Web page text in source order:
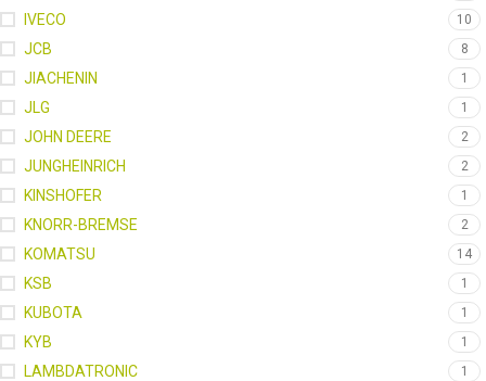
IVECO 10
JCB 8
JIACHENIN 1
JLG 1
JOHN DEERE 2
JUNGHEINRICH 2
KINSHOFER 1
KNORR-BREMSE 2
KOMATSU 14
KSB 1
KUBOTA 1
KYB 1
LAMBDATRONIC 1